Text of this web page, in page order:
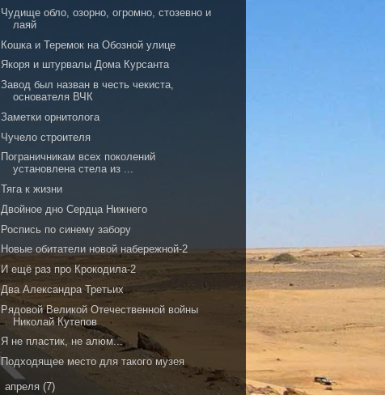
Чудище обло, озорно, огромно, стозевно и
лаяй
Кошка и Теремок на Обозной улице
Якоря и штурвалы Дома Курсанта
Завод был назван в честь чекиста,
основателя ВЧК
Заметки орнитолога
Чучело строителя
Пограничникам всех поколений
установлена стела из ...
Тяга к жизни
Двойное дно Сердца Нижнего
Роспись по синему забору
Новые обитатели новой набережной-2
И ещё раз про Крокодила-2
Два Александра Третьих
Рядовой Великой Отечественной войны
Николай Кутепов
Я не пластик, не алюм...
Подходящее место для такого музея
апреля (7)